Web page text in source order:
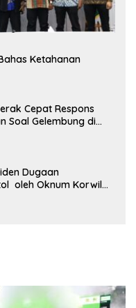
Ketahanan
Cepat Respons
Soal Gelembung di
Dugaan
oleh Oknum Korwil